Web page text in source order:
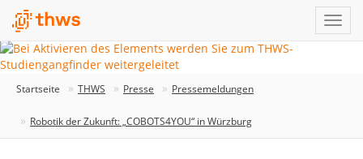
Startseite THWS Presse Pressemeldungen
Robotik der Zukunft: „COBOTS4YOU“ in Würzburg